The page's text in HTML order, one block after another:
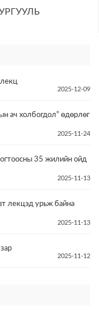
лекц
2025-12-09
ач холбогдол” өдөрлөг
2025-11-24
35 жилийн ойд
2025-11-13
лекцэд урьж байна
2025-11-13
2025-11-12